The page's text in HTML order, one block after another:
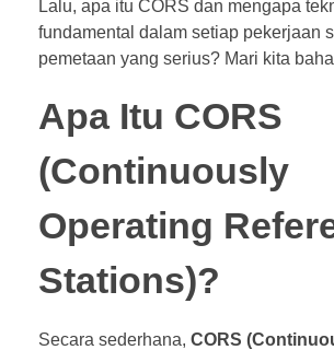
Lalu, apa itu CORS dan mengapa
fundamental dalam setiap pekerjaan
pemetaan yang serius? Mari kita
Apa Itu CORS
(Continuously
Operating
Stations)?
Secara sederhana, CORS